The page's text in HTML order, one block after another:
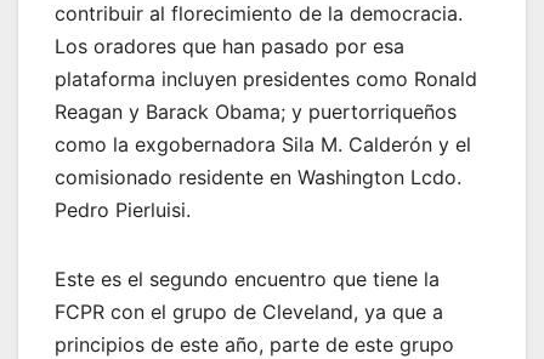
contribuir al florecimiento de la democracia.
Los oradores que han pasado por esa
plataforma incluyen presidentes como Ronald
Reagan y Barack Obama; y puertorriqueños
como la exgobernadora Sila M. Calderón y el
comisionado residente en Washington Lcdo.
Pedro Pierluisi.
Este es el segundo encuentro que tiene la
FCPR con el grupo de Cleveland, ya que a
principios de este año, parte de este grupo